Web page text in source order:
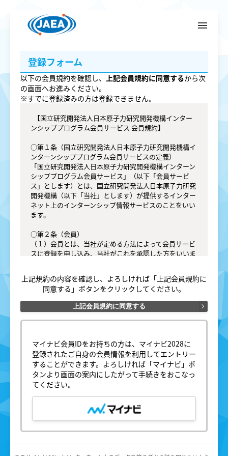
テ
ン
ツ
へ
menu
登録フォーム
以下の会員規約を確認し、 上記会員規約に同意するから次
の画面へお進みください。
※すでに登録済みの方は登録できません。
ンシッププログラム会員サービス 会員規約】
○第１条（国立研究開発法人日本原子力研究開発機構イ
ンターンシッププログラム会員サービスの定義）
「国立研究開発法人日本原子力研究開発機構インターン
シッププログラム会員サービス」（以下「会員サービ
ス」とします）とは、国立研究開発法人日本原子力研究
開発機構（以下「当社」とします）が提供するインター
ネット上のインターンシップ情報サービスのことをいい
ます。
○第２条（会員）
（１）会員とは、当社が定める方法によって会員サービ
スに登録を申し込み、当社がこれを承認した方をいいま
スを受けることができます。
（３）会員は、入会の時点で本規約を承諾しなければな
りません。会員が会員サービスを利用したときは、この
会員規約を承認したものとみなします。
（１）会員は、会員ＩＤ番号を付与され、パスワードを
登録するものとします。ただし、第５条に抵触すると当
社が判断した場合は、会員ＩＤ番号を付与されないこと
があります。
（２）会員は、会員ＩＤ番号およびパスワードを第三者
に譲渡または貸与してはなりません。
（３）会員の会員ＩＤ番号およびパスワードの管理およ
び使用は会員の責任とし、これらの使用上の過誤または
第三者による不正使用等については、当社は一切の責任
○第４条（会員サービス）
上記規約の内容を確認し、よろしければ「上記会員規約に
同意する」ボタンをクリックしてください。
上記会員規約に同意する
マイナビ会員IDをお持ちの方は、マイナビ2028に
登録されたご自身の会員情報を利用してエントリー
することができます。よろしければ「マイナビ」ボ
タンより画面の案内にしたがって手続きをおこなっ
てください。